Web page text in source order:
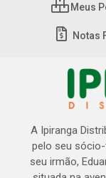
Meus
Notas
A Ipiranga
pelo seu
seu irmão,